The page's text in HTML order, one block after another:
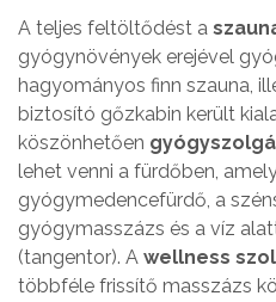
A teljes feltöltődést a
gyógynövények erejével
hagyományos finn szauna,
biztosító gőzkabin került
köszönhetően
lehet venni a fürdőben,
gyógymedencefürdő, a
gyógymasszázs és a víz
(tangentor). A wellness
többféle frissítő masszázs